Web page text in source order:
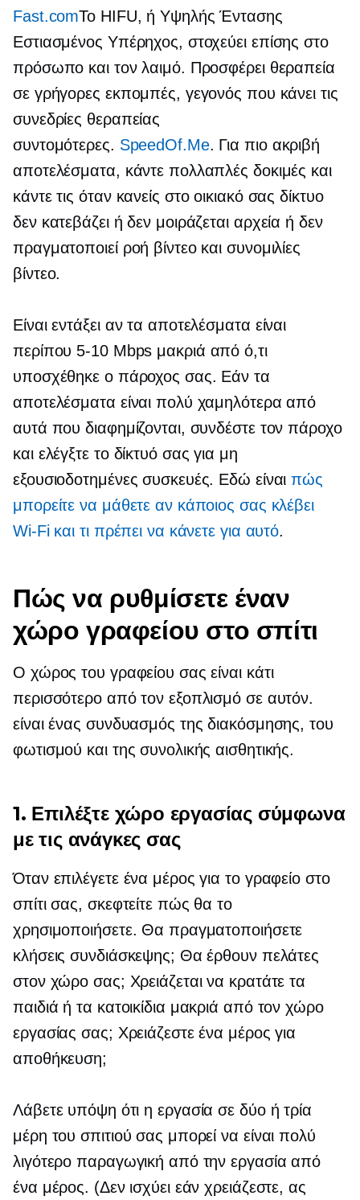
Fast.comΤο HIFU, ή Υψηλής Έντασης
Εστιασμένος Υπέρηχος, στοχεύει επίσης στο
πρόσωπο και τον λαιμό. Προσφέρει θεραπεία
σε γρήγορες εκπομπές, γεγονός που κάνει τις
συνεδρίες θεραπείας
συντομότερες. SpeedOf.Me. Για πιο ακριβή
αποτελέσματα, κάντε πολλαπλές δοκιμές και
κάντε τις όταν κανείς στο οικιακό σας δίκτυο
δεν κατεβάζει ή δεν μοιράζεται αρχεία ή δεν
πραγματοποιεί ροή βίντεο και συνομιλίες
βίντεο.
Είναι εντάξει αν τα αποτελέσματα είναι
περίπου 5-10Mbps μακριά από ό,τι
υποσχέθηκε ο πάροχος σας. Εάν τα
αποτελέσματα είναι πολύ χαμηλότερα από
αυτά που διαφημίζονται, συνδέστε τον πάροχο
και ελέγξτε το δίκτυό σας για μη
εξουσιοδοτημένες συσκευές. Εδώ είναιπώς
μπορείτε να μάθετε αν κάποιος σας κλέβει
Wi-Fiκαι τι πρέπει να κάνετε για αυτό.
Πώς να ρυθμίσετε έναν
χώρο γραφείου στο σπίτι
Ο χώρος του γραφείου σας είναι κάτι
περισσότερο από τον εξοπλισμό σε αυτόν.
είναι ένας συνδυασμός της διακόσμησης, του
φωτισμού και της συνολικής αισθητικής.
1. Επιλέξτε χώρο εργασίας σύμφωνα
με τις ανάγκες σας
Όταν επιλέγετε ένα μέρος για το γραφείο στο
σπίτι σας, σκεφτείτε πώς θα το
χρησιμοποιήσετε. Θα πραγματοποιήσετε
κλήσεις συνδιάσκεψης; Θα έρθουν πελάτες
στον χώρο σας; Χρειάζεται να κρατάτε τα
παιδιά ή τα κατοικίδια μακριά από τον χώρο
εργασίας σας; Χρειάζεστε ένα μέρος για
αποθήκευση;
Λάβετε υπόψη ότι η εργασία σε δύο ή τρία
μέρη του σπιτιού σας μπορεί να είναι πολύ
λιγότερο παραγωγική από την εργασία από
ένα μέρος. (Δεν ισχύει εάν χρειάζεστε, ας